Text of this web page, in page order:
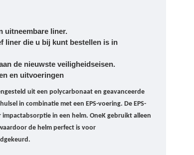
uitneembare liner.
liner die u bij kunt bestellen is in
de nieuwste veiligheidseisen.
en uitvoeringen
uit een polycarbonaat en geavanceerde
in combinatie met een EPS-voering. De EPS-
in een helm. OneK gebruikt alleen
de helm perfect is voor